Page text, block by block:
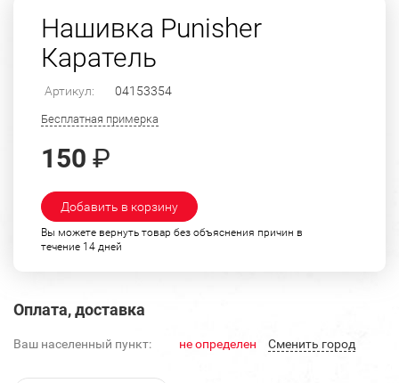
Нашивка Punisher
Каратель
Артикул: 04153354
Бесплатная примерка
150 ₽
Добавить в корзину
Вы можете вернуть товар без объяснения причин в
течение 14 дней
Оплата, доставка
Ваш населенный пункт: не определен Cменить город